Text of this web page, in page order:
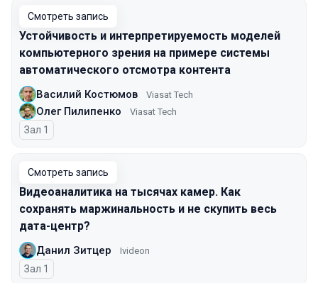
Смотреть запись
Устойчивость и интерпретируемость моделей
компьютерного зрения на примере системы
автоматического отсмотра контента
Василий Костюмов Viasat Tech
Олег Пилипенко Viasat Tech
Зал 1
Смотреть запись
Видеоаналитика на тысячах камер. Как
сохранять маржинальность и не скупить весь
дата-центр?
Данил Зитцер Ivideon
Зал 1